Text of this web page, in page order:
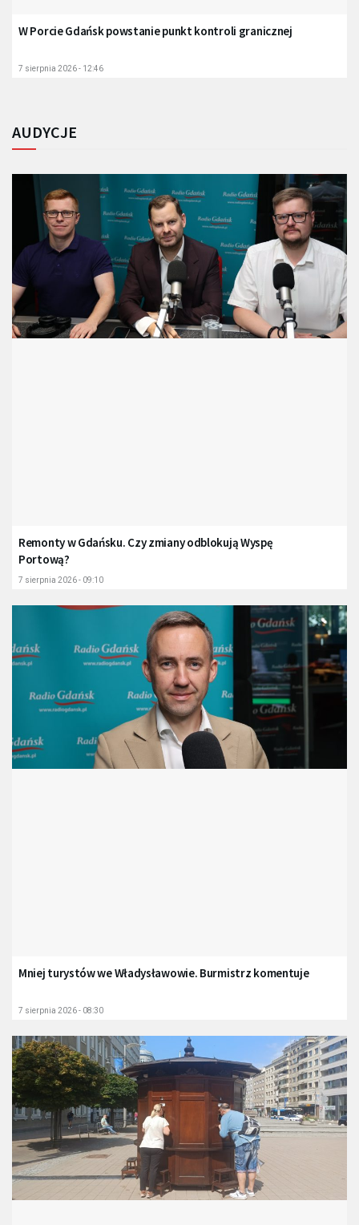
W Porcie Gdańsk powstanie punkt kontroli granicznej
7 sierpnia 2026 - 12:46
AUDYCJE
Remonty w Gdańsku. Czy zmiany odblokują Wyspę
Portową?
7 sierpnia 2026 - 09:10
Mniej turystów we Władysławowie. Burmistrz komentuje
7 sierpnia 2026 - 08:30